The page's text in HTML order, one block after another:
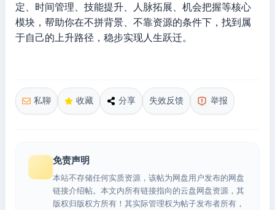
定、时间管理、技能提升、人脉拓展、机会把握等核心
模块，帮助你在不拼背景、不靠资源的条件下，找到属
于自己的上升路径，稳步实现人生跃迁。
私聊 收藏 分享 失效反馈 举报
免责声明
本站不存储任何实质资源，该帖为网盘用户发布的网盘
链接介绍帖。本文内所有链接指向的云盘网盘资源，其
版权归版权方所有！其实际管理权为帖子发布者所有，